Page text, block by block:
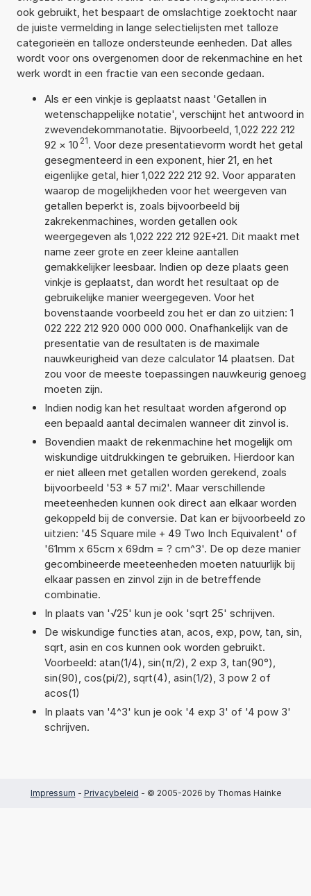
ook gebruikt, het bespaart de omslachtige zoektocht naar
de juiste vermelding in lange selectielijsten met talloze
categorieën en talloze ondersteunde eenheden. Dat alles
wordt voor ons overgenomen door de rekenmachine en het
werk wordt in een fractie van een seconde gedaan.
Als er een vinkje is geplaatst naast 'Getallen in
wetenschappelijke notatie', verschijnt het antwoord in
zwevendekommanotatie. Bijvoorbeeld, 1,022 222 212
92 × 10 21. Voor deze presentatievorm wordt het getal
gesegmenteerd in een exponent, hier 21, en het
eigenlijke getal, hier 1,022 222 212 92. Voor apparaten
waarop de mogelijkheden voor het weergeven van
getallen beperkt is, zoals bijvoorbeeld bij
zakrekenmachines, worden getallen ook
weergegeven als 1,022 222 212 92E+21. Dit maakt met
name zeer grote en zeer kleine aantallen
gemakkelijker leesbaar. Indien op deze plaats geen
vinkje is geplaatst, dan wordt het resultaat op de
gebruikelijke manier weergegeven. Voor het
bovenstaande voorbeeld zou het er dan zo uitzien: 1
022 222 212 920 000 000 000. Onafhankelijk van de
presentatie van de resultaten is de maximale
nauwkeurigheid van deze calculator 14 plaatsen. Dat
zou voor de meeste toepassingen nauwkeurig genoeg
moeten zijn.
Indien nodig kan het resultaat worden afgerond op
een bepaald aantal decimalen wanneer dit zinvol is.
Bovendien maakt de rekenmachine het mogelijk om
wiskundige uitdrukkingen te gebruiken. Hierdoor kan
er niet alleen met getallen worden gerekend, zoals
bijvoorbeeld '53 * 57 mi2'. Maar verschillende
meeteenheden kunnen ook direct aan elkaar worden
gekoppeld bij de conversie. Dat kan er bijvoorbeeld zo
uitzien: '45 Square mile + 49 Two Inch Equivalent' of
'61mm x 65cm x 69dm = ? cm^3'. De op deze manier
gecombineerde meeteenheden moeten natuurlijk bij
elkaar passen en zinvol zijn in de betreffende
combinatie.
In plaats van '√25' kun je ook 'sqrt 25' schrijven.
De wiskundige functies atan, acos, exp, pow, tan, sin,
sqrt, asin en cos kunnen ook worden gebruikt.
Voorbeeld: atan(1/4), sin(π/2), 2 exp 3, tan(90°),
sin(90), cos(pi/2), sqrt(4), asin(1/2), 3 pow 2 of
acos(1)
In plaats van '4^3' kun je ook '4 exp 3' of '4 pow 3'
schrijven.
Impressum - Privacybeleid - © 2005-2026 by Thomas Hainke